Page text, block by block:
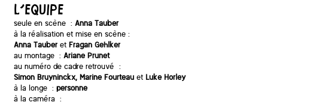
L'EQUIPE
seule en scène : Anna Tauber
à la réalisation et mise en scène :
Anna Tauber et Fragan Gehlker
au montage : Ariane Prunet
au numéro de cadre retrouvé :
Simon Bruyninckx, Marine Fourteau et Luke Horley
à la longe : personne
à la caméra :